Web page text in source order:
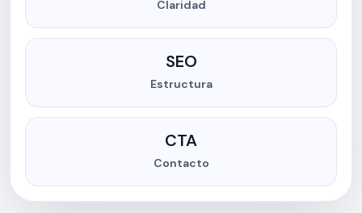
Claridad
SEO
Estructura
CTA
Contacto